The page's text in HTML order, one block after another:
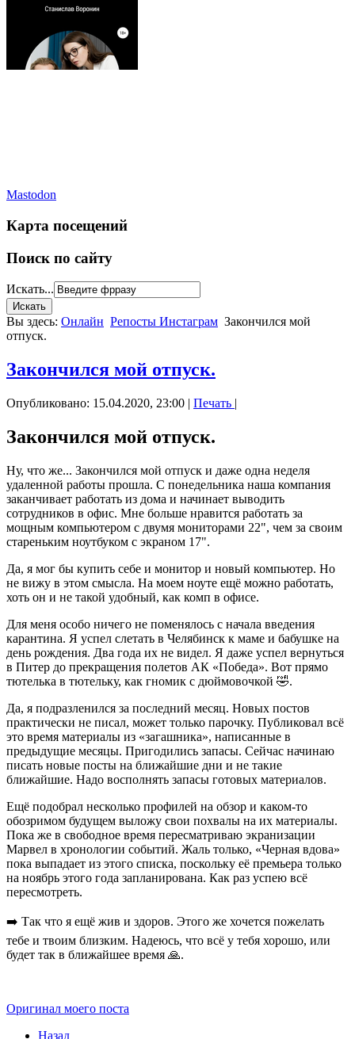
Mastodon
Карта посещений
Поиск по сайту
Искать...
Вы здесь: Онлайн Репосты Инстаграм Закончился мой
отпуск.
Закончился мой отпуск.
Опубликовано: 15.04.2020, 23:00 | Печать |
Закончился мой отпуск.
Ну, что же... Закончился мой отпуск и даже одна неделя
удаленной работы прошла. С понедельника наша компания
заканчивает работать из дома и начинает выводить
сотрудников в офис. Мне больше нравится работать за
мощным компьютером с двумя мониторами 22", чем за своим
стареньким ноутбуком с экраном 17".
Да, я мог бы купить себе и монитор и новый компьютер. Но
не вижу в этом смысла. На моем ноуте ещё можно работать,
хоть он и не такой удобный, как комп в офисе.
Для меня особо ничего не поменялось с начала введения
карантина. Я успел слетать в Челябинск к маме и бабушке на
день рождения. Два года их не видел. Я даже успел вернуться
в Питер до прекращения полетов АК «Победа». Вот прямо
тютелька в тютельку, как гномик с дюймовочкой 🤣.
Да, я подразленился за последний месяц. Новых постов
практически не писал, может только парочку. Публиковал всё
это время материалы из «загашника», написанные в
предыдущие месяцы. Пригодились запасы. Сейчас начинаю
писать новые посты на ближайшие дни и не такие
ближайшие. Надо восполнять запасы готовых материалов.
Ещё подобрал несколько профилей на обзор и каком-то
обозримом будущем выложу свои похвалы на их материалы.
Пока же в свободное время пересматриваю экранизации
Марвел в хронологии событий. Жаль только, «Черная вдова»
пока выпадает из этого списка, поскольку её премьера только
на ноябрь этого года запланирована. Как раз успею всё
пересмотреть.
➡️ Так что я ещё жив и здоров. Этого же хочется пожелать
тебе и твоим близким. Надеюсь, что всё у тебя хорошо, или
будет так в ближайшее время 🙏.
Оригинал моего поста
Назад